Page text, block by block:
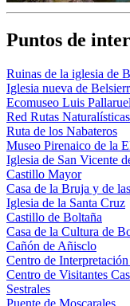
Puntos de
Ruinas de la iglesia de
Iglesia nueva de
Ecomuseo Luis
Red Rutas Naturalísticas
Ruta de los Nabateros
Museo Pirenaico de la
Iglesia de San Vicente
Castillo Mayor
Casa de la Bruja y de
Iglesia de la Santa Cruz
Castillo de Boltaña
Casa de la Cultura de
Cañón de Añisclo
Centro de
Centro de Visitantes
Sestrales
Puente de Moscarales